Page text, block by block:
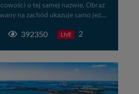
o tej samej nazwie. Obraz
na zachód ukazuje samo jez....
392350 LIVE 2